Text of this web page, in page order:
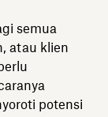
semua
atau klien
potensi